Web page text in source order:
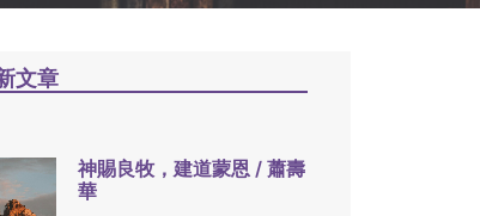
文章
神賜良牧，建道蒙恩 / 蕭壽
華